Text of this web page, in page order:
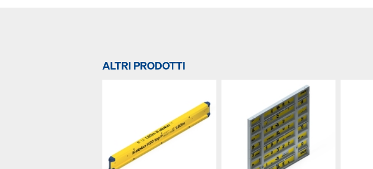
ALTRI PRODOTTI